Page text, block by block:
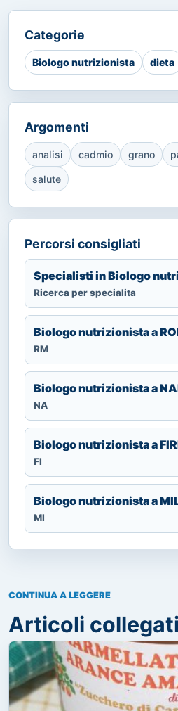
Categorie
Biologo nutrizionista dieta
Argomenti
analisi cadmio grano
salute
Percorsi consigliati
Specialisti in Biologo
Ricerca per specialita
Biologo nutrizionista a
RM
Biologo nutrizionista a
NA
Biologo nutrizionista a
FI
Biologo nutrizionista a
MI
CONTINUA A LEGGERE
Articoli collegati